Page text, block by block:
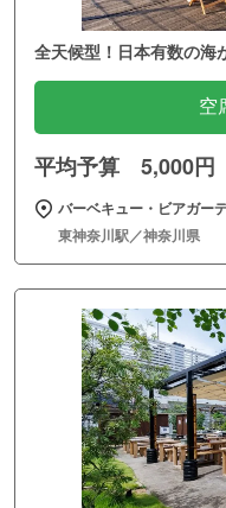
全天候型！日本有数の海
空
平均予算 5,000円
バーベキュー・ビアガー
東神奈川駅／神奈川県